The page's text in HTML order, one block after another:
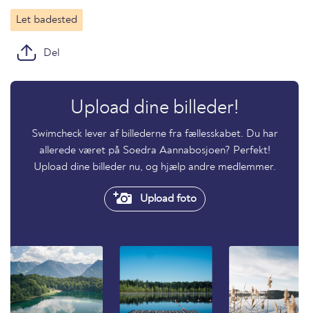
Let badested
Del
Upload dine billeder!
Swimcheck lever af billederne fra fællesskabet. Du har
allerede været på Soedra Aannabosjoen? Perfekt!
Upload dine billeder nu, og hjælp andre medlemmer.
Upload foto